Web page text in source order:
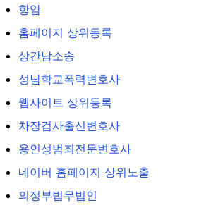
항암
홈페이지 상위등록
상간남소송
성남학교폭력변호사
웹사이트 상위등록
차장검사출신변호사
용인성범죄전문변호사
네이버 홈페이지 상위노출
의정부법무법인